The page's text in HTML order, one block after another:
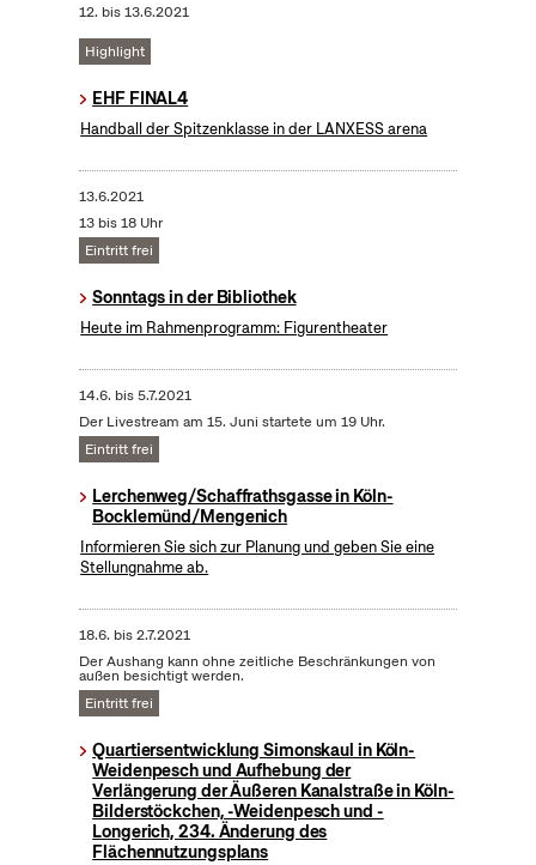
12. bis13.6.2021
Highlight
EHF FINAL4
Handball der Spitzenklasse in der LANXESS arena
13.6.2021
13 bis 18 Uhr
Eintritt frei
Sonntags in der Bibliothek
Heute im Rahmenprogramm: Figurentheater
14.6. bis5.7.2021
Der Livestream am 15. Juni startete um 19 Uhr.
Eintritt frei
Lerchenweg/Schaffrathsgasse in Köln-
Bocklemünd/Mengenich
Informieren Sie sich zur Planung und geben Sie eine
Stellungnahme ab.
18.6. bis2.7.2021
Der Aushang kann ohne zeitliche Beschränkungen von
außen besichtigt werden.
Eintritt frei
Quartiersentwicklung Simonskaul in Köln-
Weidenpesch und Aufhebung der
Verlängerung der Äußeren Kanalstraße in Köln-
Bilderstöckchen, -Weidenpesch und -
Longerich, 234. Änderung des
Flächennutzungsplans